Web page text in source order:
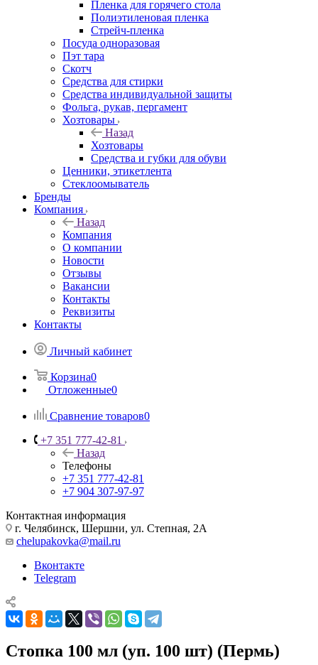
Пленка для горячего стола
Полиэтиленовая пленка
Стрейч-пленка
Посуда одноразовая
Пэт тара
Скотч
Средства для стирки
Средства индивидуальной защиты
Фольга, рукав, пергамент
Хозтовары
Назад
Хозтовары
Средства и губки для обуви
Ценники, этикетлента
Стеклоомыватель
Бренды
Компания
Назад
Компания
О компании
Новости
Отзывы
Вакансии
Контакты
Реквизиты
Контакты
Личный кабинет
Корзина0
Отложенные0
Сравнение товаров0
+7 351 777-42-81
Назад
Телефоны
+7 351 777-42-81
+7 904 307-97-97
Контактная информация
г. Челябинск, Шершни, ул. Степная, 2А
chelupakovka@mail.ru
Вконтакте
Telegram
Стопка 100 мл (уп. 100 шт) (Пермь)